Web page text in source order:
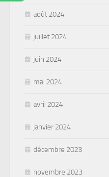
août 2024
juillet 2024
juin 2024
mai 2024
avril 2024
janvier 2024
décembre 2023
novembre 2023